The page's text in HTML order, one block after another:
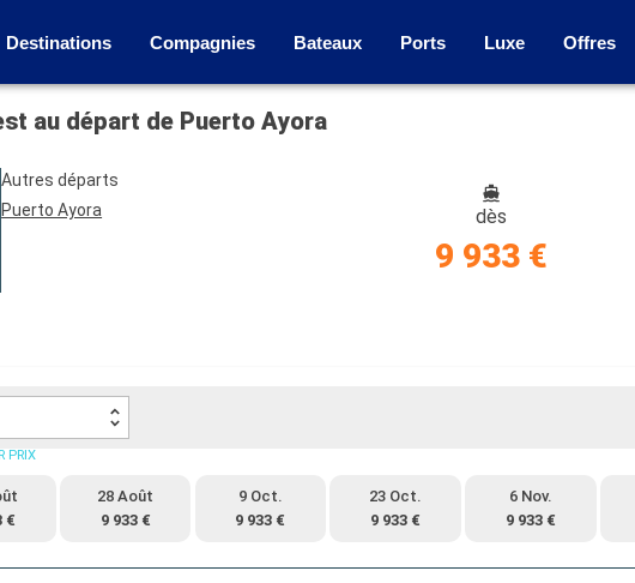
Destinations Compagnies Bateaux Ports Luxe Offres
au départ de Puerto Ayora
Autres départs
Puerto Ayora
dès
9 933 €
PRIX
€
28 Août
9 933 €
9 Oct.
9 933 €
23 Oct.
9 933 €
6 Nov.
9 933 €